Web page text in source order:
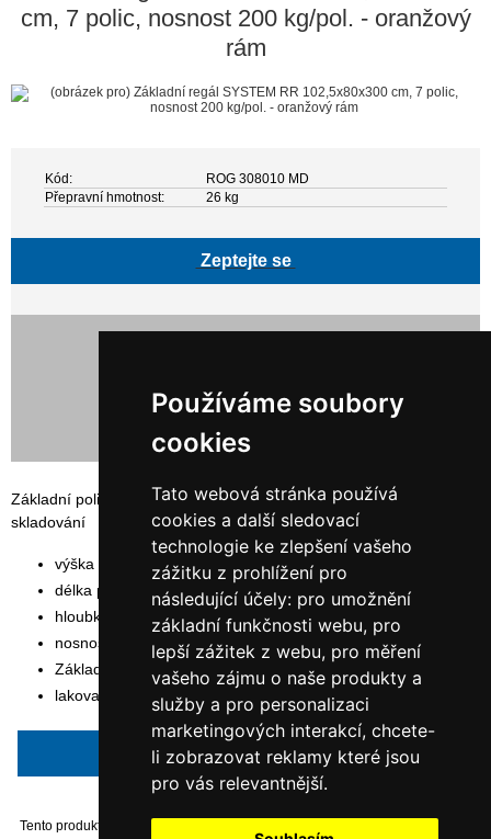
Používáme soubory
cookies
Tato webová stránka používá
cookies a další sledovací
technologie ke zlepšení vašeho
zážitku z prohlížení pro
následující účely: pro umožnění
základní funkčnosti webu, pro
lepší zážitek z webu, pro měření
vašeho zájmu o naše produkty a
služby a pro personalizaci
marketingových interakcí, chcete-
li zobrazovat reklamy které jsou
pro vás relevantnější.
cm, 7 polic, nosnost 200 kg/pol. - oranžový
rám
Kód:
ROG 308010 MD
Přepravní hmotnost:
26 kg
Zeptejte se
Základní policový, bezšroubovaný regál SYSTEM RR vhodný pro
skladování
výška rámu: 300 cm
délka polic: 102,5 cm
hloubka polic: 80 cm
nosnost police: 200 kg
Základní modul
lakovaný oranžovou barvou RAL 2004
Napsat recenzi
Tento produkt byl přidán do našeho katalogu dne Monday 06 January, 2014.